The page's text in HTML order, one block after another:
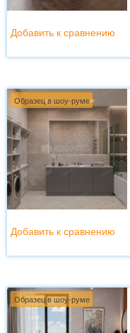
Добавить к сравнению
Образец в шоу-руме
Добавить к сравнению
Образец в шоу-руме